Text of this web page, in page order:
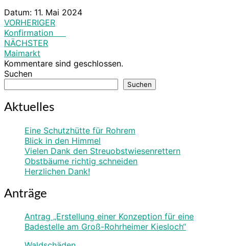
Datum: 11. Mai 2024
Beitragsnavigation
VORHERIGER
Konfirmation
NÄCHSTER
Maimarkt
Kommentare sind geschlossen.
Suchen
Suchen
Aktuelles
Eine Schutzhütte für Rohrem
Blick in den Himmel
Vielen Dank den Streuobstwiesenrettern
Obstbäume richtig schneiden
Herzlichen Dank!
Anträge
Antrag „Erstellung einer Konzeption für eine
Badestelle am Groß-Rohrheimer Kiesloch“